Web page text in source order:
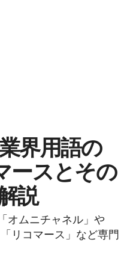
界用語の
ースとその
説
オムニチャネル」や
リコマース」など専門